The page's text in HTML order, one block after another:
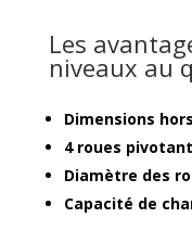
Les
niveaux au
Dimensions
4 roues
Diamètre des
Capacité de